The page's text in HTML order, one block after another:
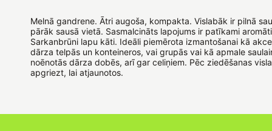
Melnā gandrene. Ātri augoša, kompakta. Vislabāk ir pilnā
pārāk sausā vietā. Sasmalcināts lapojums ir patīkami
Sarkanbrūni lapu kāti. Ideāli piemērota izmantošanai kā
dārza telpās un konteineros, vai grupās vai kā apmale
noēnotās dārza dobēs, arī gar celiņiem. Pēc ziedēšanas
apgriezt, lai atjaunotos.